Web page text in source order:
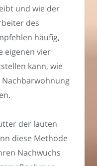
und wie der
des
häufig,
eigenen vier
kann, wie
Nachbarwohnung
der lauten
diese Methode
Nachwuchs